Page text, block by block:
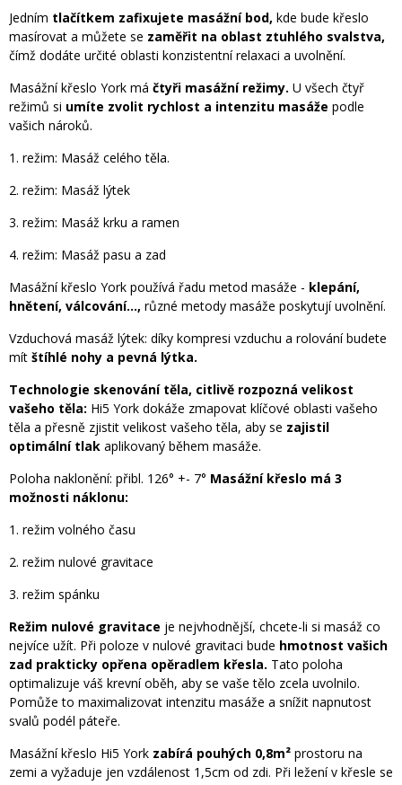
Jedním tlačítkem zafixujete masážní bod, kde bude křeslo
masírovat a můžete se zaměřit na oblast ztuhlého svalstva,
čímž dodáte určité oblasti konzistentní relaxaci a uvolnění.
Masážní křeslo York má čtyři masážní režimy. U všech čtyř
režimů si umíte zvolit rychlost a intenzitu masáže podle
vašich nároků.
1. režim: Masáž celého těla.
2. režim: Masáž lýtek
3. režim: Masáž krku a ramen
4. režim: Masáž pasu a zad
Masážní křeslo York používá řadu metod masáže - klepání,
hnětení, válcování..., různé metody masáže poskytují uvolnění.
Vzduchová masáž lýtek: díky kompresi vzduchu a rolování budete
mít štíhlé nohy a pevná lýtka.
Technologie skenování těla, citlivě rozpozná velikost
vašeho těla: Hi5 York dokáže zmapovat klíčové oblasti vašeho
těla a přesně zjistit velikost vašeho těla, aby se zajistil
optimální tlak aplikovaný během masáže.
Poloha naklonění: přibl. 126° +- 7° Masážní křeslo má 3
možnosti náklonu:
1. režim volného času
2. režim nulové gravitace
3. režim spánku
Režim nulové gravitace je nejvhodnější, chcete-li si masáž co
nejvíce užít. Při poloze v nulové gravitaci bude hmotnost vašich
zad prakticky opřena opěradlem křesla. Tato poloha
optimalizuje váš krevní oběh, aby se vaše tělo zcela uvolnilo.
Pomůže to maximalizovat intenzitu masáže a snížit napnutost
svalů podél páteře.
Masážní křeslo Hi5 York zabírá pouhých 0,8m² prostoru na
zemi a vyžaduje jen vzdálenost 1,5cm od zdi. Při ležení v křesle se